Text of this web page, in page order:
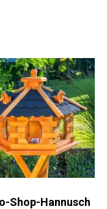
Shop-Hannusch